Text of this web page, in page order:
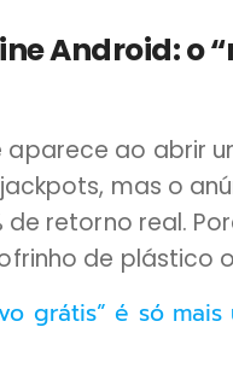
Android: o
ao abrir
mas o
retorno real.
de plástico
grátis” é só